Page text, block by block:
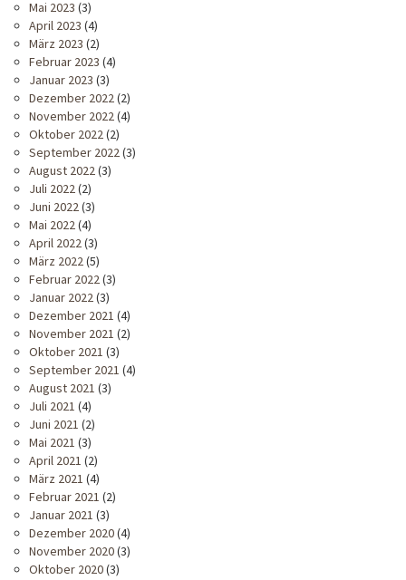
Mai 2023 (3)
April 2023 (4)
März 2023 (2)
Februar 2023 (4)
Januar 2023 (3)
Dezember 2022(2)
November 2022(4)
Oktober 2022(2)
September 2022(3)
August 2022(3)
Juli 2022(2)
Juni 2022(3)
Mai 2022(4)
April 2022(3)
März 2022(5)
Februar 2022(3)
Januar 2022(3)
Dezember 2021 (4)
November 2021 (2)
Oktober 2021 (3)
September 2021 (4)
August 2021 (3)
Juli 2021 (4)
Juni 2021 (2)
Mai 2021 (3)
April 2021 (2)
März 2021 (4)
Februar 2021 (2)
Januar 2021 (3)
Dezember 2020(4)
November 2020(3)
Oktober 2020(3)